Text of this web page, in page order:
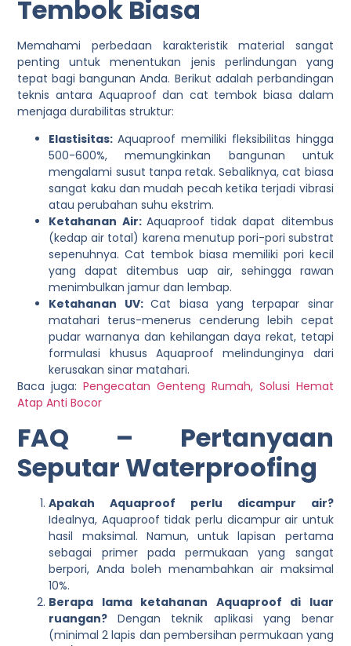
Tembok Biasa
Memahami perbedaan karakteristik material sangat
penting untuk menentukan jenis perlindungan yang
tepat bagi bangunan Anda. Berikut adalah perbandingan
teknis antara Aquaproof dan cat tembok biasa dalam
menjaga durabilitas struktur:
Elastisitas:Aquaproof memiliki fleksibilitas hingga
500-600%, memungkinkan bangunan untuk
mengalami susut tanpa retak. Sebaliknya, cat biasa
sangat kaku dan mudah pecah ketika terjadi vibrasi
atau perubahan suhu ekstrim.
Ketahanan Air: Aquaproof tidak dapat ditembus
(kedap air total) karena menutup pori-pori substrat
sepenuhnya. Cat tembok biasa memiliki pori kecil
yang dapat ditembus uap air, sehingga rawan
menimbulkan jamur dan lembap.
Ketahanan UV:Cat biasa yang terpapar sinar
matahari terus-menerus cenderung lebih cepat
pudar warnanya dan kehilangan daya rekat, tetapi
formulasi khusus Aquaproof melindunginya dari
kerusakan sinar matahari.
Baca juga:Pengecatan Genteng Rumah, Solusi Hemat
Atap Anti Bocor
FAQ – Pertanyaan
Seputar Waterproofing
Apakah Aquaproof perlu dicampur air?
Idealnya, Aquaproof tidak perlu dicampur air untuk
hasil maksimal. Namun, untuk lapisan pertama
sebagai primer pada permukaan yang sangat
berpori, Anda boleh menambahkan air maksimal
10%.
Berapa lama ketahanan Aquaproof di luar
ruangan? Dengan teknik aplikasi yang benar
(minimal 2 lapis dan pembersihan permukaan yang